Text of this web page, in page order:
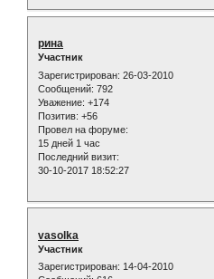
рина
Участник
Зарегистрирован: 26-03-2010
Сообщений: 792
Уважение: +174
Позитив: +56
Провел на форуме:
15 дней 1 час
Последний визит:
30-10-2017 18:52:27
vasolka
Участник
Зарегистрирован: 14-04-2010